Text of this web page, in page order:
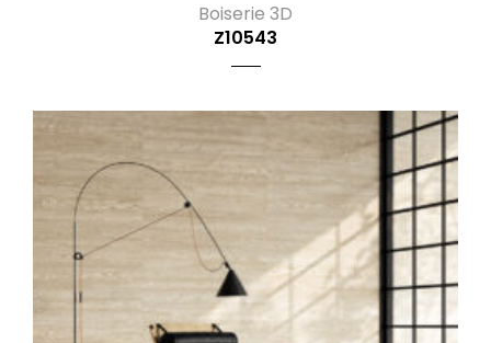
Boiserie 3D
Z10543